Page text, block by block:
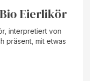
Eierlikör
interpretiert von
präsent, mit etwas